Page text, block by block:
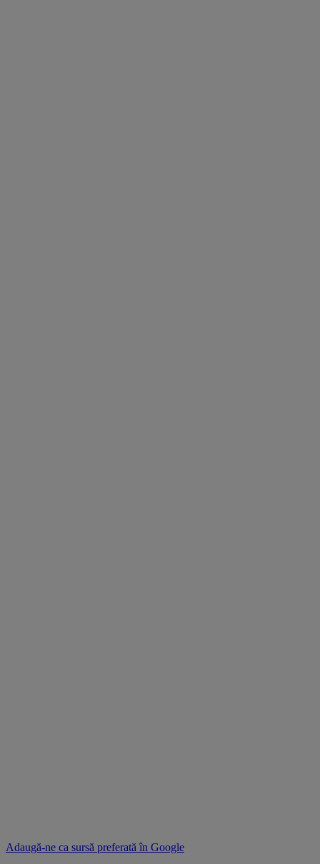
Adaugă-ne ca sursă preferată în Google